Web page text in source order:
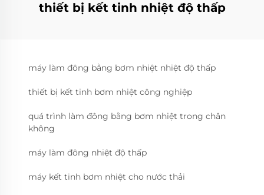
thiết bị kết tinh nhiệt độ thấp
máy làm đông bằng bơm nhiệt nhiệt độ thấp
thiết bị kết tinh bơm nhiệt công nghiệp
quá trình làm đông bằng bơm nhiệt trong chân
không
máy làm đông nhiệt độ thấp
máy kết tinh bơm nhiệt cho nước thải